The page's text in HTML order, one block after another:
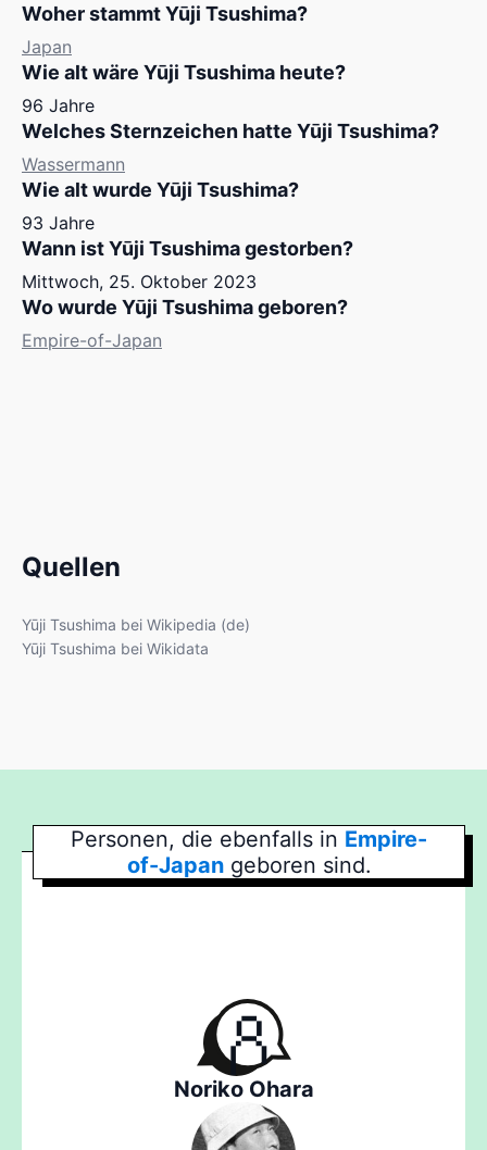
Woher stammt Yūji Tsushima?
Japan
Wie alt wäre Yūji Tsushima heute?
96 Jahre
Welches Sternzeichen hatte Yūji Tsushima?
Wassermann
Wie alt wurde Yūji Tsushima?
93 Jahre
Wann ist Yūji Tsushima gestorben?
Mittwoch, 25. Oktober 2023
Wo wurde Yūji Tsushima geboren?
Empire-of-Japan
Quellen
Yūji Tsushima bei Wikipedia (de)
Yūji Tsushima bei Wikidata
Personen, die ebenfalls in Empire-
of-Japan geboren sind.
Noriko Ohara